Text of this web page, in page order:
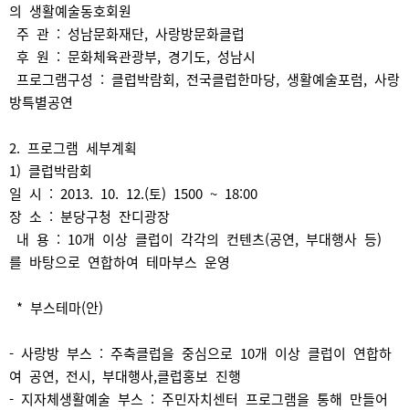
의 생활예술동호회원
주 관 : 성남문화재단, 사랑방문화클럽
후 원 : 문화체육관광부, 경기도, 성남시
프로그램구성 : 클럽박람회, 전국클럽한마당, 생활예술포럼, 사랑
방특별공연
2. 프로그램 세부계획
1) 클럽박람회
일 시 : 2013. 10. 12.(토) 1500 ~ 18:00
장 소 : 분당구청 잔디광장
내 용 : 10개 이상 클럽이 각각의 컨텐츠(공연, 부대행사 등)
를 바탕으로 연합하여 테마부스 운영
* 부스테마(안)
- 사랑방 부스 : 주축클럽을 중심으로 10개 이상 클럽이 연합하
여 공연, 전시, 부대행사,클럽홍보 진행
- 지자체생활예술 부스 : 주민자치센터 프로그램을 통해 만들어